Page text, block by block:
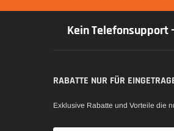
Kein Telefonsupport
RABATTE NUR FÜR
Exklusive Rabatte und Vorteile die